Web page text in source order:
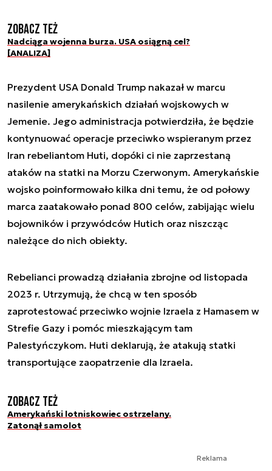
Zobacz też
Nadciąga wojenna burza. USA osiągną cel?
[ANALIZA]
Prezydent USA Donald Trump nakazał w marcu
nasilenie amerykańskich działań wojskowych w
Jemenie. Jego administracja potwierdziła, że będzie
kontynuować operacje przeciwko wspieranym przez
Iran rebeliantom Huti, dopóki ci nie zaprzestaną
ataków na statki na Morzu Czerwonym. Amerykańskie
wojsko poinformowało kilka dni temu, że od połowy
marca zaatakowało ponad 800 celów, zabijając wielu
bojowników i przywódców Hutich oraz niszcząc
należące do nich obiekty.
Rebelianci prowadzą działania zbrojne od listopada
2023 r. Utrzymują, że chcą w ten sposób
zaprotestować przeciwko wojnie Izraela z Hamasem w
Strefie Gazy i pomóc mieszkającym tam
Palestyńczykom. Huti deklarują, że atakują statki
transportujące zaopatrzenie dla Izraela.
Zobacz też
Amerykański lotniskowiec ostrzelany.
Zatonął samolot
Reklama